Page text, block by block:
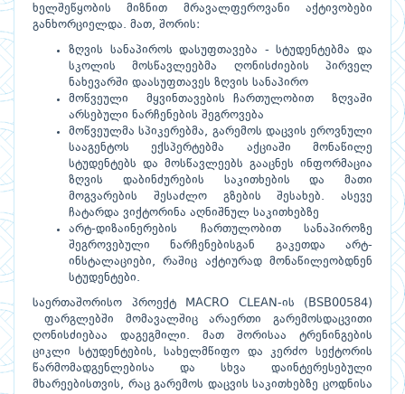
ხელშეწყობის მიზნით მრავალფეროვანი აქტივობები
განხორციელდა. მათ, შორის:
ზღვის სანაპიროს დასუფთავება - სტუდენტებმა და
სკოლის მოსწავლეებმა ღონისძიების პირველ
ნახევარში დაასუფთავეს ზღვის სანაპირო
მოწვეული მყვინთავების ჩართულობით ზღვაში
არსებული ნარჩენების შეგროვება
მოწვეულმა სპიკერებმა, გარემოს დაცვის ეროვნული
სააგენტოს ექსპერტებმა აქციაში მონაწილე
სტუდენტებს და მოსწავლეებს გააცნეს ინფორმაცია
ზღვის დაბინძურების საკითხების და მათი
მოგვარების შესაძლო გზების შესახებ. ასევე
ჩატარდა ვიქტორინა აღნიშნულ საკითხებზე
არტ-დიზაინერების ჩართულობით სანაპიროზე
შეგროვებული ნარჩენებისგან გაკეთდა არტ-
ინსტალაციები, რაშიც აქტიურად მონაწილეობდნენ
სტუდენტები.
საერთაშორისო პროექტ MACRO CLEAN-ის (BSB00584)
ფარგლებში მომავალშიც არაერთი გარემოსდაცვითი
ღონისძიებაა დაგეგმილი. მათ შორისაა ტრენინგების
ციკლი სტუდენტების, სახელმწიფო და კერძო სექტორის
წარმომადგენლებისა და სხვა დაინტერესებული
მხარეებისთვის, რაც გარემოს დაცვის საკითხებზე ცოდნისა